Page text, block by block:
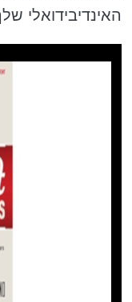
האינדיבידואלי